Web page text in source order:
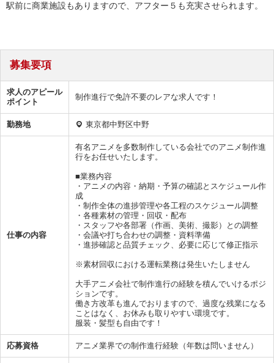
駅前に商業施設もありますので、アフター５も充実させられます。
募集要項
求人のアピール
ポイント
制作進行で免許不要のレアな求人です！
勤務地 東京都中野区中野
仕事の内容
有名アニメを多数制作している会社でのアニメ制作進
行をお任せいたします。
■業務内容
・アニメの内容・納期・予算の確認とスケジュール作
成
・制作全体の進捗管理や各工程のスケジュール調整
・各種素材の管理・回収・配布
・スタッフや各部署（作画、美術、撮影）との調整
・会議や打ち合わせの調整・資料準備
・進捗確認と品質チェック、必要に応じて修正指示
※素材回収における運転業務は発生いたしません
大手アニメ会社で制作進行の経験を積んでいけるポジ
ションです。
働き方改革も進んでおりますので、過度な残業になる
ことはなく、お休みも取りやすい環境です。
服装・髪型も自由です！
応募資格 アニメ業界での制作進行経験（年数は問いません）